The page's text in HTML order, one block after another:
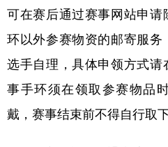
可在赛后通过赛事网站申
环以外参赛物资的邮寄服务
选手自理，具体申领方式请
事手环须在领取参赛物品
戴，赛事结束前不得自行取